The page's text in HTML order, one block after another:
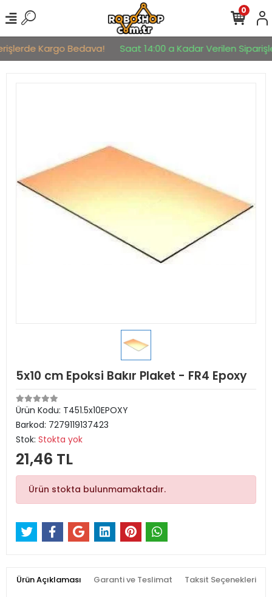
Kargo Bedava! Saat 14:00 a Kadar Verilen
0
5x10 cm Epoksi Bakır Plaket - FR4 Epoxy
Ürün Kodu: T451.5x10EPOXY
Barkod: 7279119137423
Stok: Stokta yok
21,46 TL
Ürün stokta bulunmamaktadır.
Ürün Açıklaması Garanti ve Teslimat Taksit Seçenekleri